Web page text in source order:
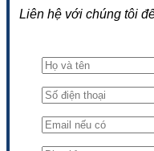
Liên hệ với chúng tôi